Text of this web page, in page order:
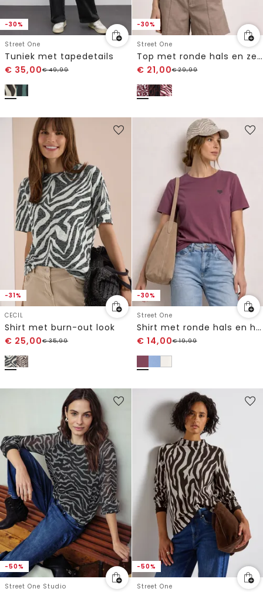
-30%
Street One
Tuniek met tapedetails
€ 35,00€49,99
-30%
Street One
Top met ronde hals en zebraprint
€ 21,00€29,99
-31%
CECIL
Shirt met burn-out look
€ 25,00€35,99
-30%
Street One
Shirt met ronde hals en hartdetail
€ 14,00€19,99
-50%
Street One Studio
-50%
Street One